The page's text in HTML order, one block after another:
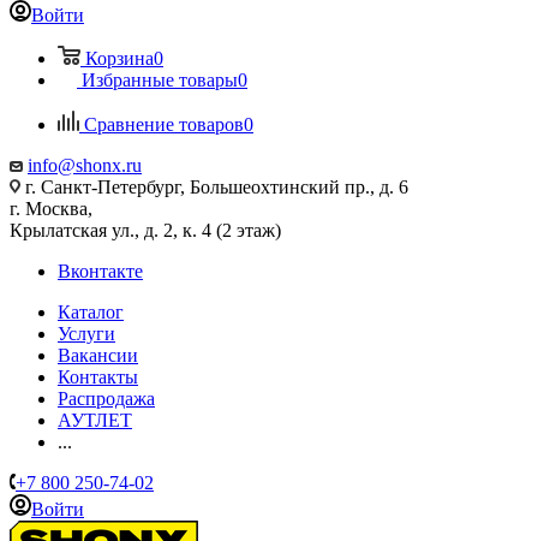
Войти
Корзина0
Избранные товары0
Сравнение товаров0
info@shonx.ru
г. Санкт-Петербург, Большеохтинский пр., д. 6
г. Москва,
Крылатская ул., д. 2, к. 4 (2 этаж)
Вконтакте
Каталог
Услуги
Вакансии
Контакты
Распродажа
АУТЛЕТ
...
+7 800 250-74-02
Войти